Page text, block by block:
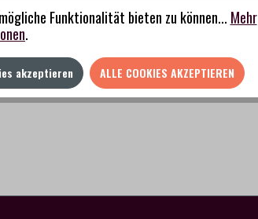
Funktionalität bieten zu können... Mehr
.
akzeptieren ALLE COOKIES AKZEPTIEREN